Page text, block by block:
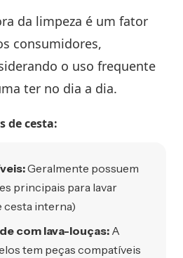
da limpeza é um fator
consumidores,
o uso frequente
ter no dia a dia.
de cesta:
Geralmente possuem
principais para lavar
cesta interna)
com lava-louças: A
tem peças compatíveis